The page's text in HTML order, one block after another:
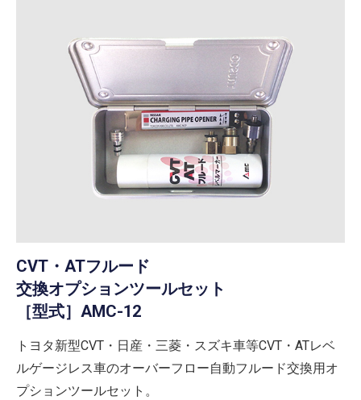
CVT・ATフルード
交換オプションツールセット
［型式］AMC-12
トヨタ新型CVT・日産・三菱・スズキ車等CVT・ATレベ
ルゲージレス車のオーバーフロー自動フルード交換用オ
プションツールセット。